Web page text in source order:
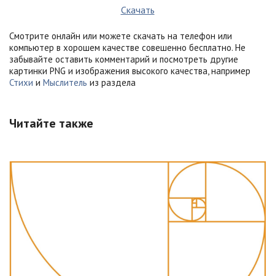
Скачать
Смотрите онлайн или можете скачать на телефон или
компьютер в хорошем качестве совешенно бесплатно. Не
забывайте оставить комментарий и посмотреть другие
картинки PNG и изображения высокого качества, например
Стихи и Мыслитель из раздела
Читайте также